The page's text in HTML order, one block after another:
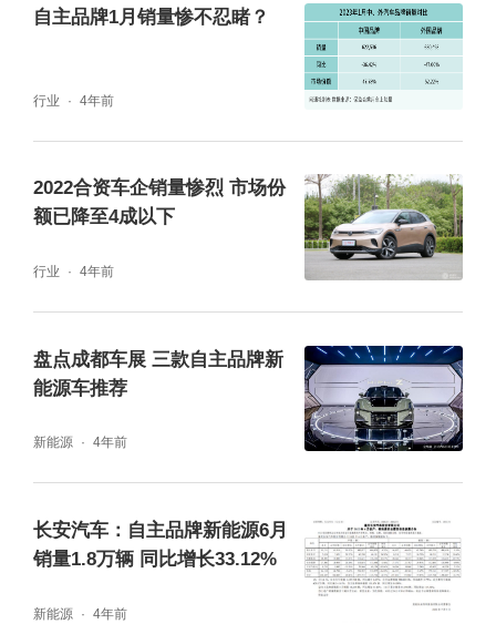
十月份长城汽车的销量或依然无法缓解高层的
焦虑。据乘联会数据统计，长城汽车10月份单
月批发量为84,511辆，零售量为70,379辆，除
长城皮卡外四大品牌上险量为55,869辆。得益
于哈弗及坦克品牌的回暖，长城汽车除皮卡外
上险量环保增长3.6%，但同比却下跌29.4%。
年初长城曾定下年销190万的目标，而1到10
自主品牌1月销量惨不忍睹？
行业 4年前
2022合资车企销量惨烈 市场份
额已降至4成以下
行业 4年前
盘点成都车展 三款自主品牌新
能源车推荐
新能源 4年前
长安汽车：自主品牌新能源6月
销量1.8万辆 同比增长33.12%
新能源 4年前